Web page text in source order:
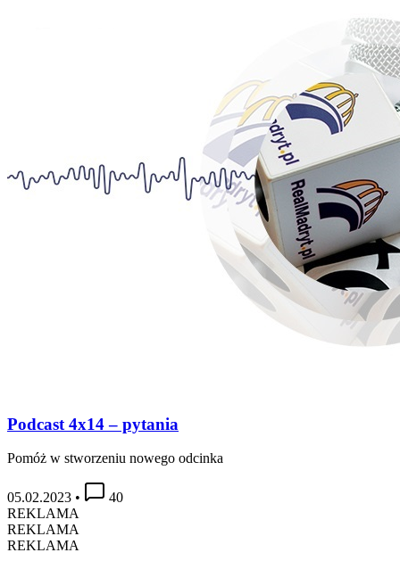
Podcast 4x14 – pytania
Pomóż w stworzeniu nowego odcinka
05.02.2023 •
40
REKLAMA
REKLAMA
REKLAMA